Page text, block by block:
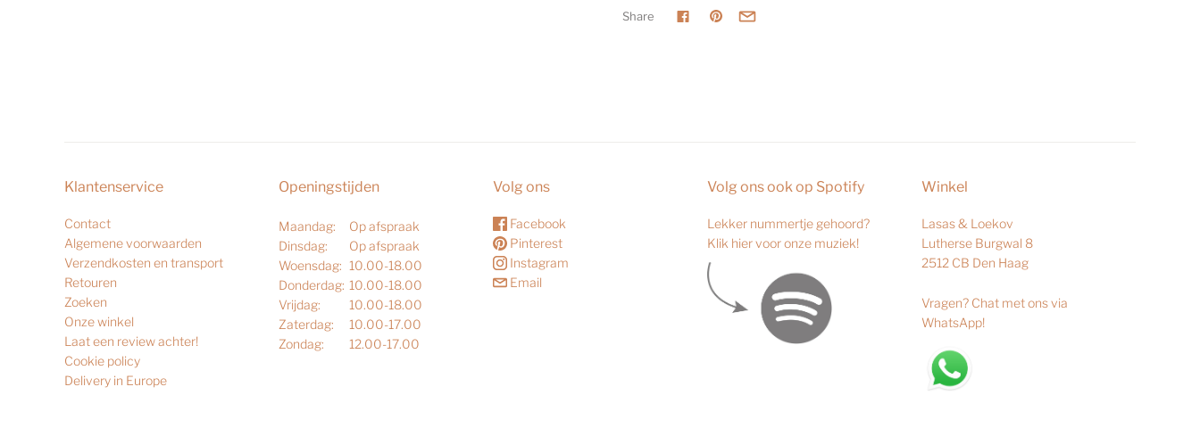
Share
Klantenservice
Contact
Algemene voorwaarden
Verzendkosten en transport
Retouren
Zoeken
Onze winkel
Laat een review achter!
Cookie policy
Delivery in Europe
Openingstijden
Maandag:
Op afspraak
Dinsdag:
Op afspraak
Woensdag: 10.00-18.00
Donderdag: 10.00-18.00
Vrijdag:
10.00-18.00
Zaterdag:
10.00-17.00
Zondag:
12.00-17.00
Volg ons
Facebook
Pinterest
Instagram
Email
Volg ons ook op Spotify
Lekker nummertje gehoord?
Klik hier voor onze muziek!
Winkel
Lasas & Loekov
Lutherse Burgwal 8
2512 CB Den Haag
Vragen? Chat met ons via
WhatsApp!